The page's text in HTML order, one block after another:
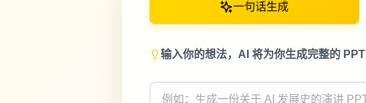
一句话生成
输入你的想法，AI 将为你生成完整的 PPT